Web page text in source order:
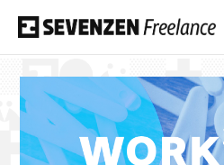
フリーコンサルを応援する会員制サイト
「セブンゼンフリーランス」